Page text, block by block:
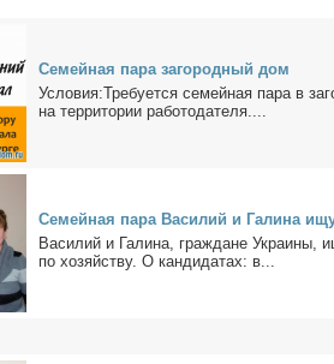
Се­мей­ная па­ра за­го­род­ный дом
Усло­вия:Тре­бу­ет­ся се­мей­ная па­ра в
на тер­ри­то­рии ра­бо­то­да­те­ля....
Се­мей­ная па­ра Ва­си­лий и Га­ли­на
Ва­си­лий и Га­ли­на, граж­дане Укра­и­ны,
по хо­зяй­ству. О кан­ди­да­тах: в...